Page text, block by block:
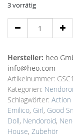
3 vorrätig
Nendoroid
Shadows
House
-
Emilico
Menge
Hersteller: heo
info@heo.com
Artikelnummer:
Kategorien:
Schlagwörter: Action
Emilico, Girl, Good
Doll, Nendoroid,
House, Zubehör